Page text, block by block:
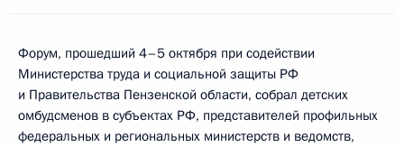
Форум, прошедший 4–5 октября при содействии
Министерства труда и социальной защиты РФ
и Правительства Пензенской области, собрал детских
омбудсменов в субъектах РФ, представителей профильных
федеральных и региональных министерств и ведомств,